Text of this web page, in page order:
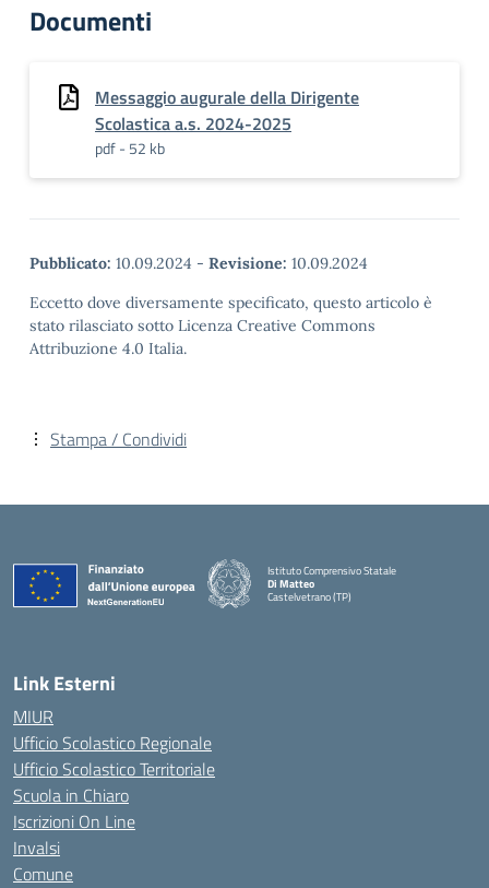
Documenti
Messaggio augurale della Dirigente
Scolastica a.s. 2024-2025
pdf - 52 kb
Pubblicato: 10.09.2024 - Revisione: 10.09.2024
Eccetto dove diversamente specificato, questo articolo è
stato rilasciato sotto Licenza Creative Commons
Attribuzione 4.0 Italia.
Stampa / Condividi
Istituto Comprensivo Statale
Di Matteo
Castelvetrano (TP)
Link Esterni
MIUR
Ufficio Scolastico Regionale
Ufficio Scolastico Territoriale
Scuola in Chiaro
Iscrizioni On Line
Invalsi
Comune